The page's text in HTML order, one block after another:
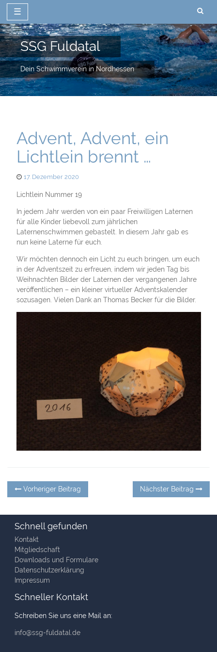
☰
Zum
Inhalt
springenSSG Fuldatal
Dein Schwimmverein in Nordhessen
Advent, Advent, ein
Lichtlein brennt …
Posted
17. Dezember 2020
Lichtlein Nummer 19
In jedem Jahr werden von ein paar Freiwilligen Laternen
für alle Kinder liebevoll zum jährlichen
Laternenschwimmen gebastelt. In diesem Jahr gab es
nun keine Laterne für euch.
Wir möchten dennoch ein Licht zu euch bringen, um euch
in der Adventszeit zu erfreuen, indem wir jeden Tag bis
Weihnachten Bilder der Laternen der vergangenen Jahre
veröffentlichen – ein kleiner virtueller Adventskalender
sozusagen. Vielen Dank an Thomas Becker für die Bilder.
Beitragsnavigation
Vorheriger Beitrag
Beitrag:
Nächster Beitrag
Schnell gefunden
Kontakt
Mitgliedschaft
Downloads und Formulare
Datenschutzerklärung
Impressum
Schneller Kontakt
Schreiben Sie uns eine Mail an:
info@ssg-fuldatal.de